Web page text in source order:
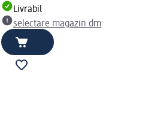
Livrabil
selectare magazin dm